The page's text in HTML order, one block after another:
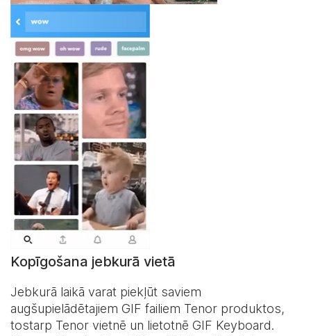
Kopīgošana jebkurā vietā
Jebkurā laikā varat piekļūt saviem
augšupielādētajiem GIF failiem Tenor produktos,
tostarp Tenor vietnē un lietotnē GIF Keyboard.